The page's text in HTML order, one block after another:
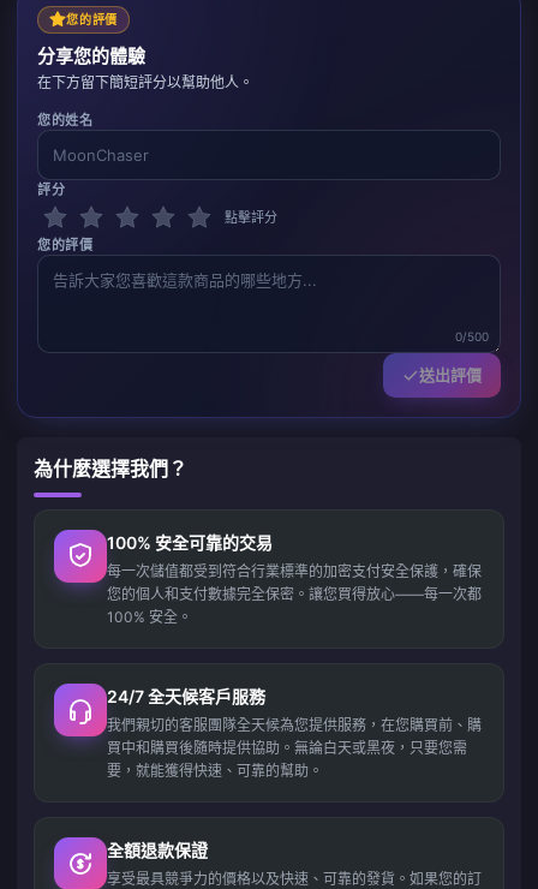
您的評價
分享您的體驗
在下方留下簡短評分以幫助他人。
您的姓名
評分
點擊評分
您的評價
0/500
送出評價
為什麼選擇我們？
100% 安全可靠的交易
每一次儲值都受到符合行業標準的加密支付安全保護，確保
您的個人和支付數據完全保密。讓您買得放心——每一次都
100% 安全。
24/7 全天候客戶服務
我們親切的客服團隊全天候為您提供服務，在您購買前、購
買中和購買後隨時提供協助。無論白天或黑夜，只要您需
要，就能獲得快速、可靠的幫助。
全額退款保證
享受最具競爭力的價格以及快速、可靠的發貨。如果您的訂